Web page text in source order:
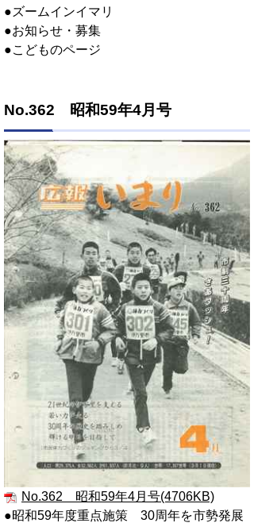
●ズームインイマリ
●お知らせ・募集
●こどものページ
No.362 昭和59年4月号
No.362 昭和59年4月号(4706KB)
●昭和59年度重点施策 30周年を市勢発展